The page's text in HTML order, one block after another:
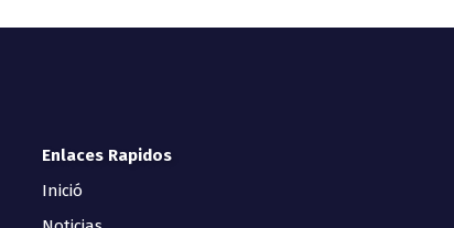
Enlaces Rapidos
Inició